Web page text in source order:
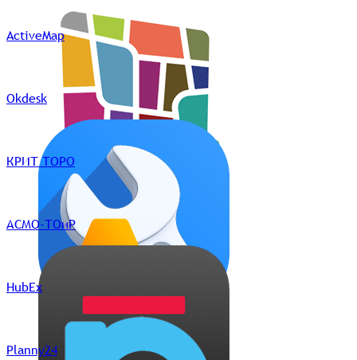
ActiveMap
Okdesk
КРИТ ТОРО
АСМО-ТОиР
HubEx
Planny24